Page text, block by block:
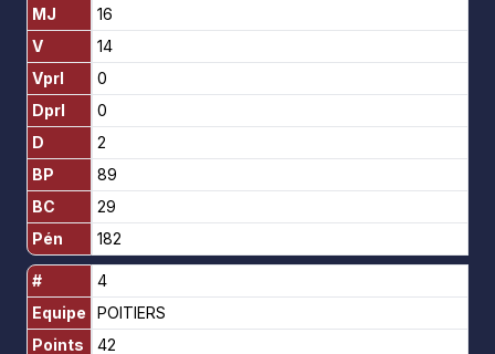
MJ
V
Vprl
Dprl
D
BP
BC
Pén
#
Equipe
Points
16
14
0
0
2
89
29
182
4
POITIERS
42